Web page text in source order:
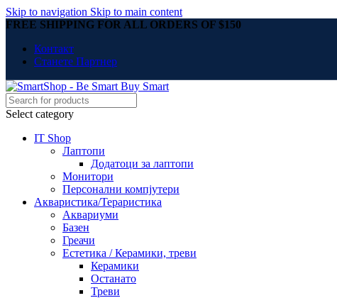
Skip to navigation Skip to main content
FREE SHIPPING FOR ALL ORDERS OF $150
Контакт
Станете Партнер
Select category
IT Shop
Лаптопи
Додатоци за лаптопи
Монитори
Персонални компјутери
Акваристика/Тераристика
Аквариуми
Базен
Греачи
Естетика / Керамики, треви
Керамики
Останато
Треви